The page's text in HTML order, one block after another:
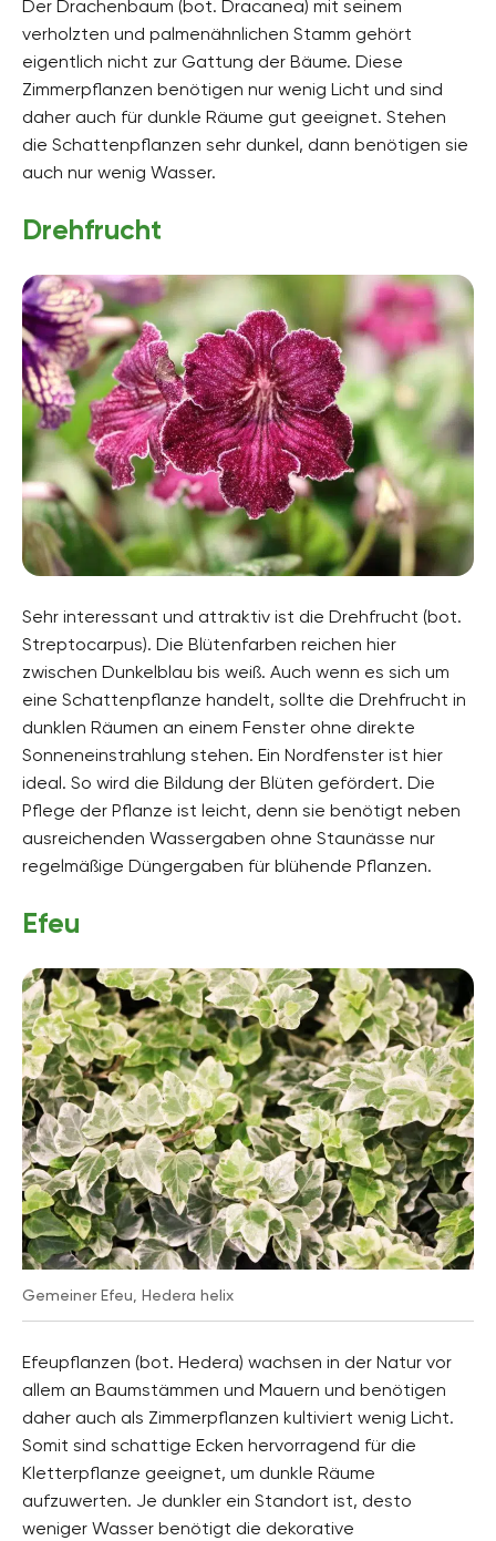
Der Drachenbaum (bot. Dracanea) mit seinem
verholzten und palmenähnlichen Stamm gehört
eigentlich nicht zur Gattung der Bäume. Diese
Zimmerpflanzen benötigen nur wenig Licht und sind
daher auch für dunkle Räume gut geeignet. Stehen
die Schattenpflanzen sehr dunkel, dann benötigen sie
auch nur wenig Wasser.
Drehfrucht
Sehr interessant und attraktiv ist die Drehfrucht (bot.
Streptocarpus). Die Blütenfarben reichen hier
zwischen Dunkelblau bis weiß. Auch wenn es sich um
eine Schattenpflanze handelt, sollte die Drehfrucht in
dunklen Räumen an einem Fenster ohne direkte
Sonneneinstrahlung stehen. Ein Nordfenster ist hier
ideal. So wird die Bildung der Blüten gefördert. Die
Pflege der Pflanze ist leicht, denn sie benötigt neben
ausreichenden Wassergaben ohne Staunässe nur
regelmäßige Düngergaben für blühende Pflanzen.
Efeu
Gemeiner Efeu, Hedera helix
Efeupflanzen (bot. Hedera) wachsen in der Natur vor
allem an Baumstämmen und Mauern und benötigen
daher auch als Zimmerpflanzen kultiviert wenig Licht.
Somit sind schattige Ecken hervorragend für die
Kletterpflanze geeignet, um dunkle Räume
aufzuwerten. Je dunkler ein Standort ist, desto
weniger Wasser benötigt die dekorative